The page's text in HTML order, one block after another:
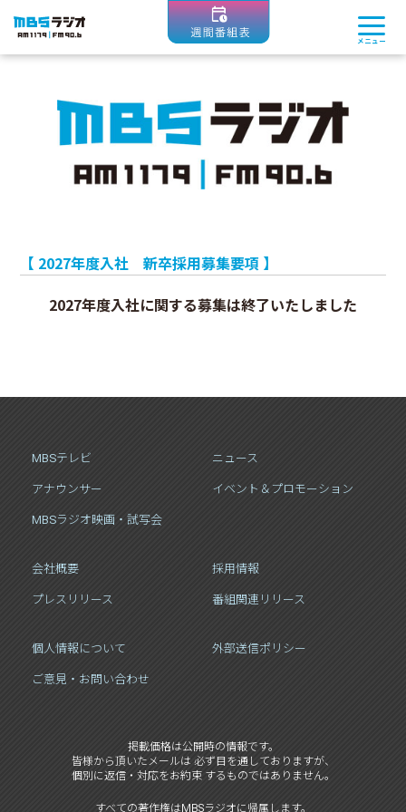
MBSラジオ 1179|FM90.6 メニュー
【 2027年度入社 新卒採用募集要項 】
2027年度入社に関する募集は終了いたしました
MBSテレビ ニュース
アナウンサー イベント＆プロモーション
MBSラジオ映画・試写会
会社概要 採用情報
プレスリリース 番組関連リリース
個人情報について 外部送信ポリシー
ご意見・お問い合わせ
掲載価格は公開時の情報です。
皆様から頂いたメールは 必ず目を通しておりますが、
個別に返信・対応をお約束 するものではありません。
すべての著作権はMBSラジオに帰属します。